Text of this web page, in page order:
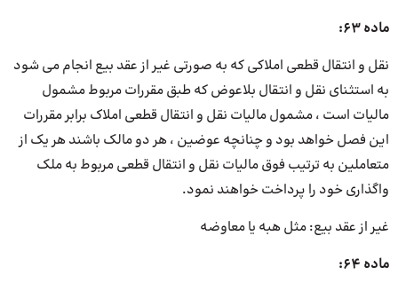
ماده 63:
نقل و انتقال قطعی املاکی که به صورتی غیر از عقد بیع انجام می شود
به استثنای نقل و انتقال بلاعوض که طبق مقررات مربوط مشمول
مالیات است ، مشمول مالیات نقل و انتقال قطعی املاک برابر مقررات
این فصل خواهد بود و چنانچه عوضین ، هر دو مالک باشند هر یک از
متعاملین به ترتیب فوق مالیات نقل و انتقال قطعی مربوط به ملک
واگذاری خود را پرداخت خواهند نمود.
غیر از عقد بیع: مثل هبه یا معاوضه
ماده 64: